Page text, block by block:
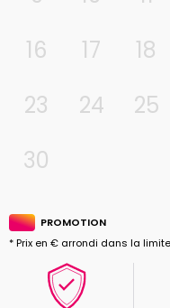
16
17 18
23
24 25
30
PROMOTION
* Prix en € arrondi dans la